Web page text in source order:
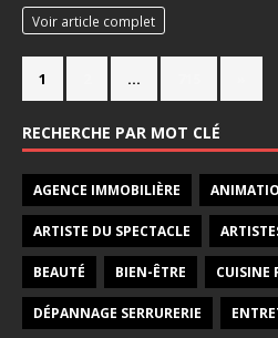
Voir article complet
1 …
RECHERCHE PAR MOT CLÉ
AGENCE IMMOBILIÈRE
ARTISTE DU SPECTACLE
BEAUTÉ BIEN-ÊTRE CUISINE
DÉPANNAGE SERRURERIE